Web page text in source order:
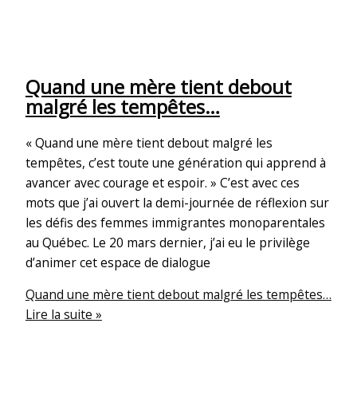
Quand une mère tient debout
malgré les tempêtes…
« Quand une mère tient debout malgré les
tempêtes, c’est toute une génération qui apprend à
avancer avec courage et espoir. » C’est avec ces
mots que j’ai ouvert la demi-journée de réflexion sur
les défis des femmes immigrantes monoparentales
au Québec. Le 20 mars dernier, j’ai eu le privilège
d’animer cet espace de dialogue
Quand une mère tient debout malgré les tempêtes…
Lire la suite »